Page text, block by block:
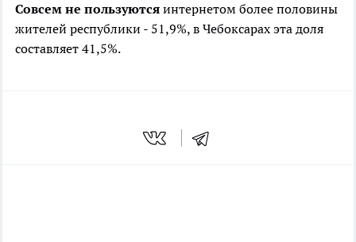
Совсем не пользуются интернетом более половины
жителей республики - 51,9%, в Чебоксарах эта доля
составляет 41,5%.